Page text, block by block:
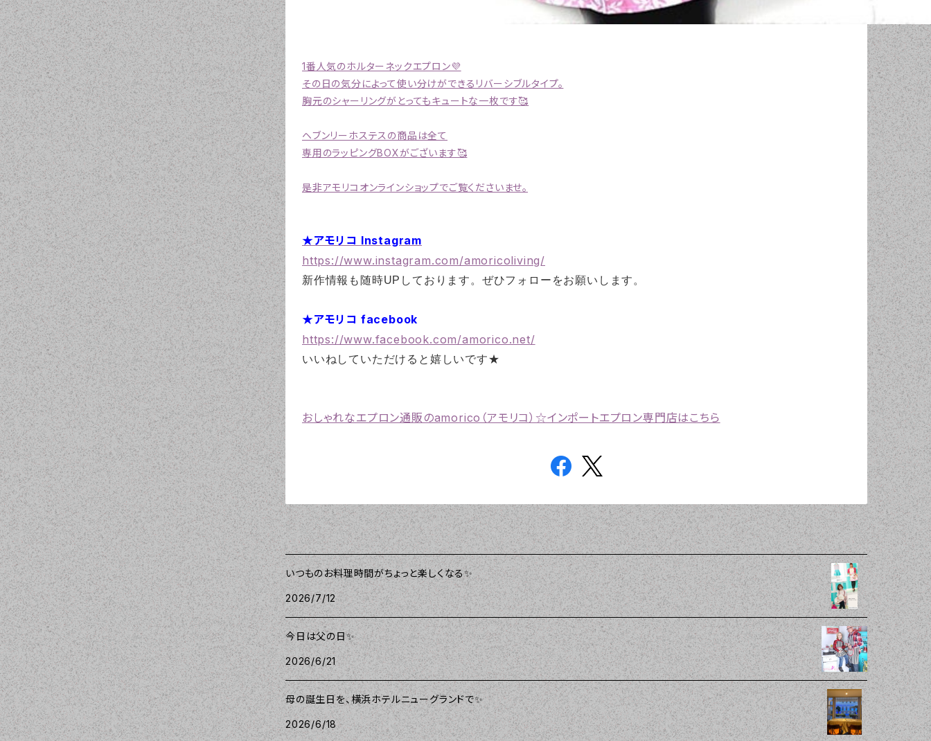
1番人気のホルターネックエプロン💜
その日の気分によって使い分けができるリバーシブルタイプ。
胸元のシャーリングがとってもキュートな一枚です🥰
ヘブンリーホステスの商品は全て
専用のラッピングBOXがございます🥰
是非アモリコオンラインショップでご覧くださいませ。
★アモリコ Instagram
https://www.instagram.com/amoricoliving/
新作情報も随時UPしております。ぜひフォローをお願いします。
★アモリコ facebook
https://www.facebook.com/amorico.net/
いいねしていただけると嬉しいです★
おしゃれなエプロン通販のamorico（アモリコ）☆インポートエプロン専門店はこちら
いつものお料理時間がちょっと楽しくなる✨
2026/7/12
今日は父の日✨
2026/6/21
母の誕生日を、横浜ホテルニューグランドで✨
2026/6/18